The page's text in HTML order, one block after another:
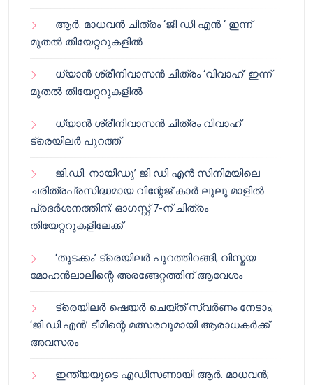
ആർ. മാധവൻ ചിത്രം ‘ജി ഡി എൻ ‘ ഇന്ന്
മുതൽ തിയേറ്ററുകളിൽ
ധ്യാൻ ശ്രീനിവാസൻ ചിത്രം ‘വിവാഹ്’ ഇന്ന്
മുതൽ തിയേറ്ററുകളിൽ
ധ്യാൻ ശ്രീനിവാസൻ ചിത്രം വിവാഹ്
ട്രെയിലർ പുറത്ത്
ജി.ഡി. നായിഡു’ ജി ഡി എൻ സിനിമയിലെ
ചരിത്രപ്രസിദ്ധമായ വിന്റേജ് കാർ ലുലു മാളിൽ
പ്രദർശനത്തിന്; ഓഗസ്റ്റ് 7-ന് ചിത്രം
തിയേറ്ററുകളിലേക്ക്
‘തുടക്കം’ ട്രെയിലർ പുറത്തിറങ്ങി; വിസ്മയ
മോഹൻലാലിന്റെ അരങ്ങേറ്റത്തിന് ആവേശം
ട്രെയിലർ ഷെയർ ചെയ്‌ത് സ്വർണം നേടാം;
‘ജി.ഡി.എൻ’ ടീമിന്റെ മത്സരവുമായി ആരാധകർക്ക്
അവസരം
ഇന്ത്യയുടെ എഡിസണായി ആർ. മാധവൻ;